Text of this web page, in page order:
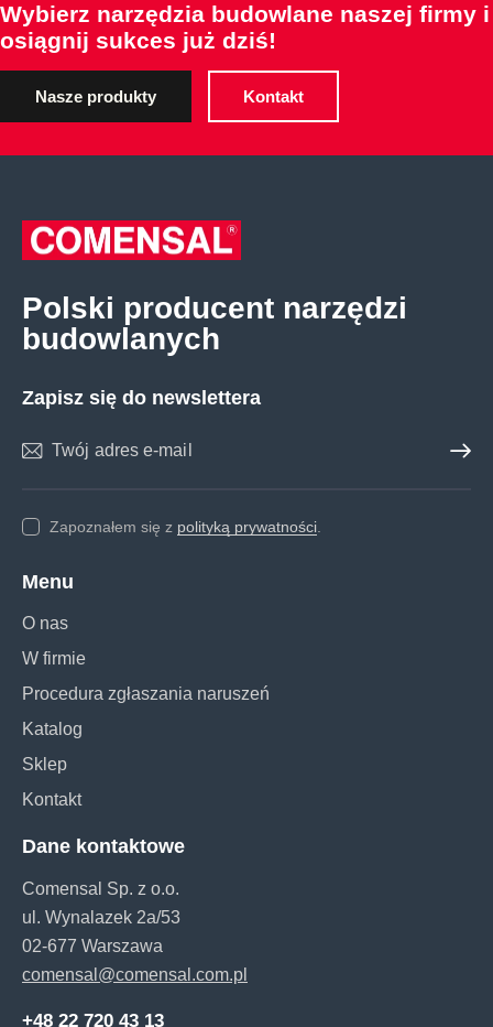
Wybierz narzędzia budowlane naszej firmy i
osiągnij sukces już dziś!
Nasze produkty Kontakt
Polski producent narzędzi
budowlanych
Zapisz się do newslettera
Zapisz
Zapoznałem się z polityką prywatności.
Menu
O nas
W firmie
Procedura zgłaszania naruszeń
Katalog
Sklep
Kontakt
Dane kontaktowe
Comensal Sp. z o.o.
ul. Wynalazek 2a/53
02-677 Warszawa
comensal@comensal.com.pl
+48 22 720 43 13